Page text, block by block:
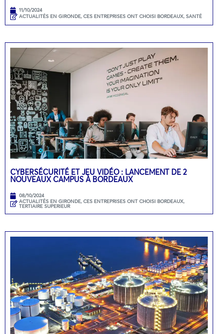
11/10/2024
ACTUALITÉS EN GIRONDE, CES ENTREPRISES ONT CHOISI BORDEAUX, SANTÉ
CYBERSÉCURITÉ ET JEU VIDÉO : LANCEMENT DE 2
NOUVEAUX CAMPUS À BORDEAUX
08/10/2024
ACTUALITÉS EN GIRONDE, CES ENTREPRISES ONT CHOISI BORDEAUX,
TERTIAIRE SUPERIEUR